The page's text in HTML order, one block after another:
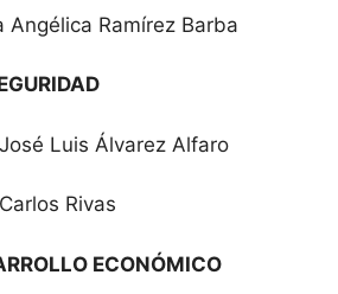
Ramírez Barba
Luis Álvarez Alfaro
Rivas
ECONÓMICO